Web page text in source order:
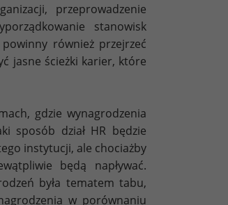
przeprowadzenie
stanowisk
również przejrzeć
jasne ścieżki karier, które
gdzie wynagrodzenia
sposób dział HR będzie
instytucji, ale chociażby
będą napływać.
była tematem tabu,
w porównaniu